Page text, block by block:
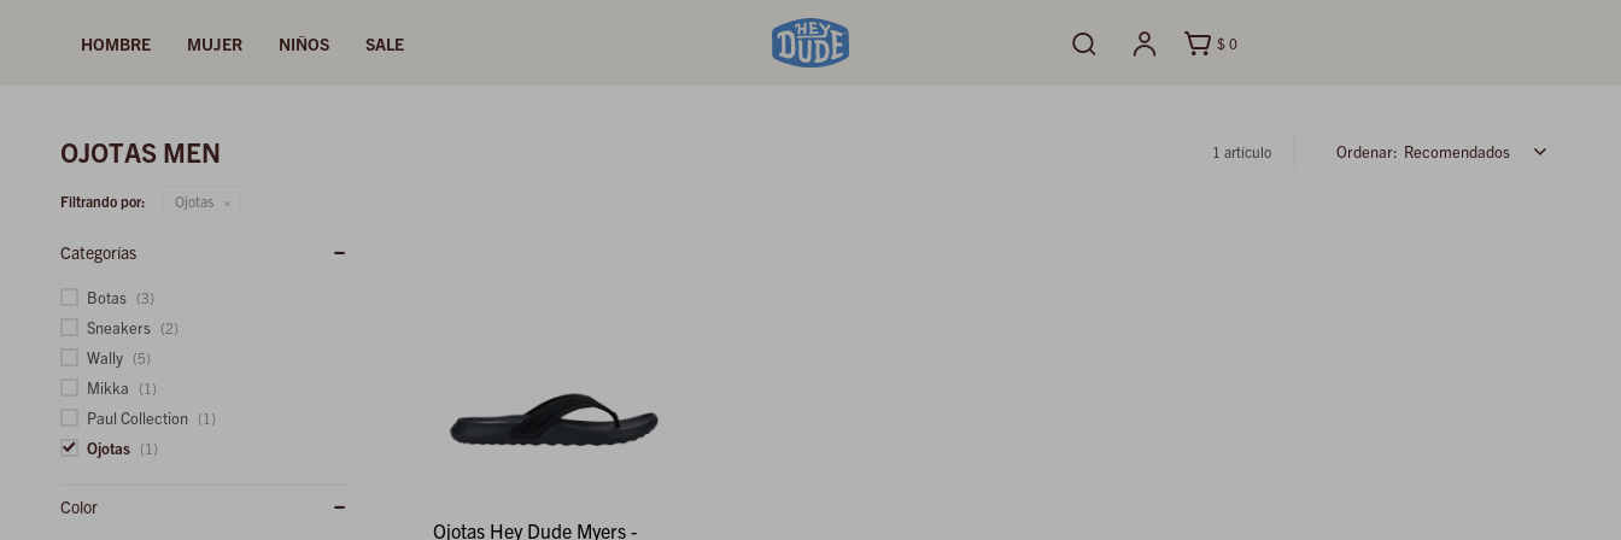
HOMBRE MUJER NIÑOS SALE $ 0
OJOTAS MEN 1 artículo Recomendados
Filtrando por: Ojotas
Ojotas Hey Dude Myers -
Categorías
Botas (3)
Sneakers (2)
Wally (5)
Mikka (1)
Paul Collection (1)
Ojotas (1)
Color